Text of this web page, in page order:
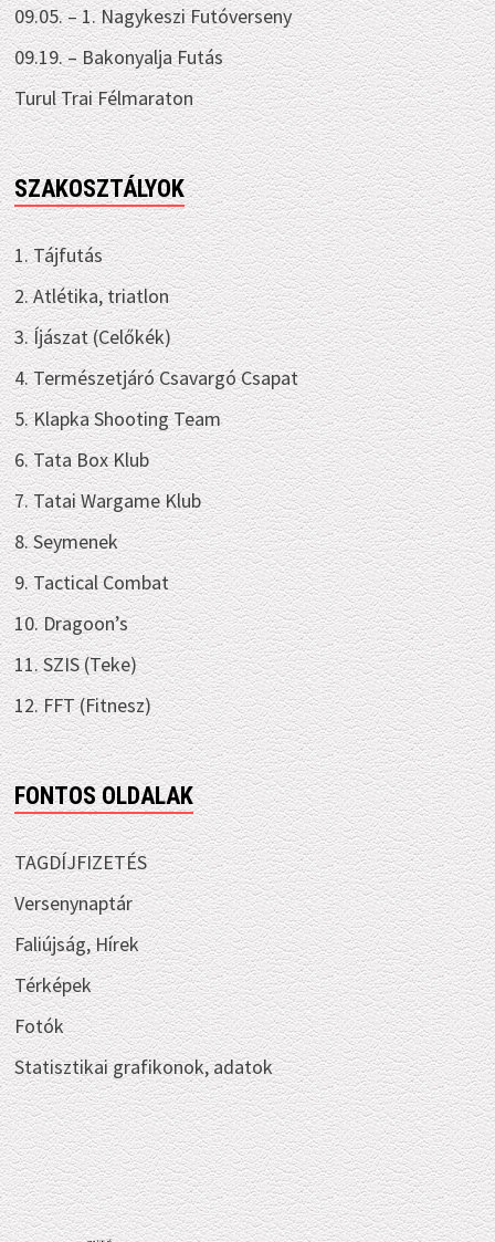
09.05. – 1. Nagykeszi Futóverseny
09.19. – Bakonyalja Futás
Turul Trai Félmaraton
SZAKOSZTÁLYOK
1. Tájfutás
2. Atlétika, triatlon
3. Íjászat (Celőkék)
4. Természetjáró Csavargó Csapat
5. Klapka Shooting Team
6. Tata Box Klub
7. Tatai Wargame Klub
8. Seymenek
9. Tactical Combat
10. Dragoon’s
11. SZIS (Teke)
12. FFT (Fitnesz)
FONTOS OLDALAK
TAGDÍJFIZETÉS
Versenynaptár
Faliújság, Hírek
Térképek
Fotók
Statisztikai grafikonok, adatok